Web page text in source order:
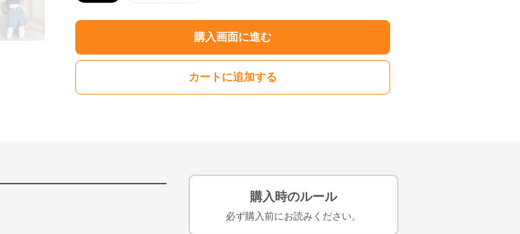
購入画面に進む
カートに追加する
購入時のルール
必ず購入前にお読みください。